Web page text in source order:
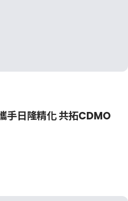
手日隆精化 共拓CDMO